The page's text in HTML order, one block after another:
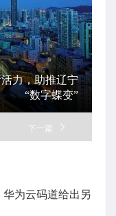
力，助推辽宁
“数字蝶变”
下一篇
华为云码道给出另